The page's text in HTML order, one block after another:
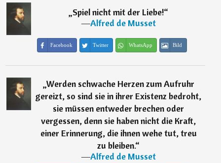
„Spiel nicht mit der Liebe!“
―Alfred de Musset
Facebook Twitter WhatsApp Bild
„Werden schwache Herzen zum Aufruhr
gereizt, so sind sie in ihrer Existenz bedroht,
sie müssen entweder brechen oder
vergessen, denn sie haben nicht die Kraft,
einer Erinnerung, die ihnen wehe tut, treu
zu bleiben.“
―Alfred de Musset